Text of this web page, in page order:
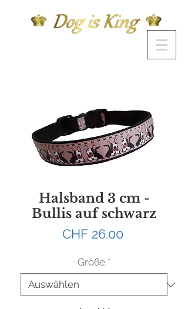
Halsband 3 cm -
Bullis auf schwarz
CHF 26.00Preis
Größe *